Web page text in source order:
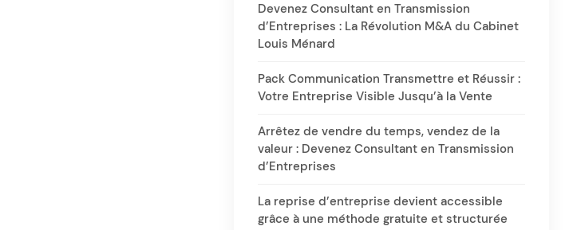
Devenez Consultant en Transmission
d’Entreprises : La Révolution M&A du Cabinet
Louis Ménard
Pack Communication Transmettre et Réussir :
Votre Entreprise Visible Jusqu’à la Vente
Arrêtez de vendre du temps, vendez de la
valeur : Devenez Consultant en Transmission
d’Entreprises
La reprise d’entreprise devient accessible
grâce à une méthode gratuite et structurée